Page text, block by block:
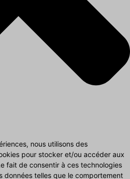
nous utilisons des
pour stocker et/ou accéder aux
fait de consentir à ces technologies
données telles que le comportement